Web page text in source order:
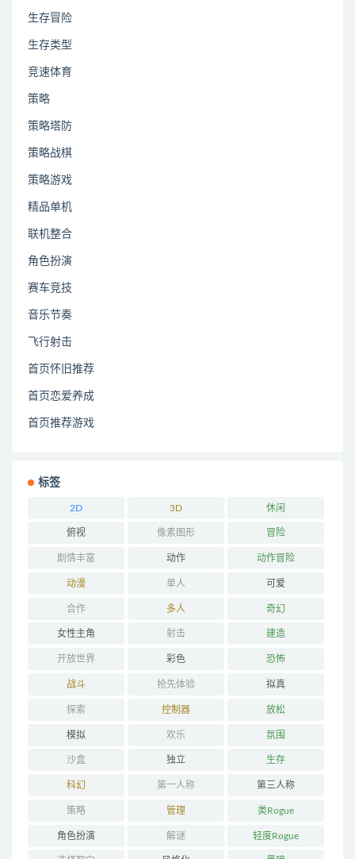
生存冒险
生存类型
竞速体育
策略
策略塔防
策略战棋
策略游戏
精品单机
联机整合
角色扮演
赛车竞技
音乐节奏
飞行射击
首页怀旧推荐
首页恋爱养成
首页推荐游戏
标签
2D 3D 休闲
俯视 像素图形 冒险
剧情丰富 动作 动作冒险
动漫 单人 可爱
合作 多人 奇幻
女性主角 射击 建造
开放世界 彩色 恐怖
战斗 抢先体验 拟真
探索 控制器 放松
模拟 欢乐 氛围
沙盒 独立 生存
科幻 第一人称 第三人称
策略 管理 类Rogue
角色扮演 解谜 轻度Rogue